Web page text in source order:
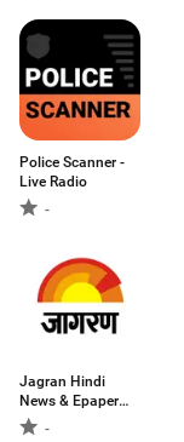
Police Scanner -
Live Radio
-
Jagran Hindi
News & Epaper
App -